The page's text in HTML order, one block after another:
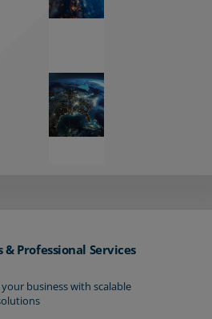
& Professional Services
business with scalable